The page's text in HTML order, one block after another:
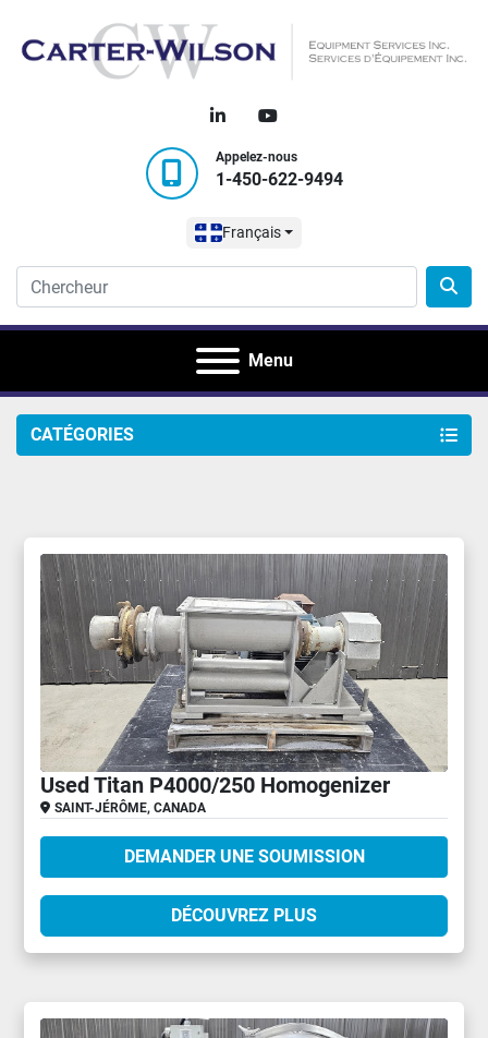
linkedinyoutube
Appelez-nous
1-450-622-9494
Français
Menu
CATÉGORIES
Used Titan P4000/250 Homogenizer
SAINT-JÉRÔME, CANADA
DEMANDER UNE SOUMISSION
DÉCOUVREZ PLUS